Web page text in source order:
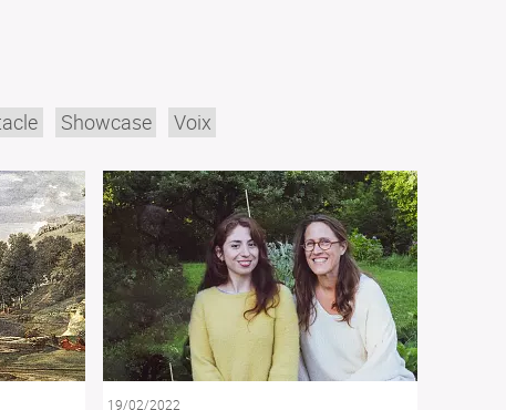
Showcase Voix
19/02/2022